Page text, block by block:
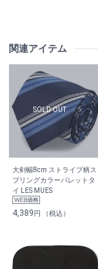
関連アイテム
大剣幅8cm ストライプ柄ス
プリングカラーパレットタ
イ LES MUES
4,389円 （税込）